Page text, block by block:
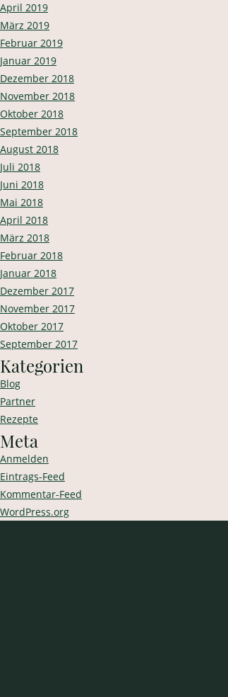
April 2019
März 2019
Februar 2019
Januar 2019
Dezember 2018
November 2018
Oktober 2018
September 2018
August 2018
Juli 2018
Juni 2018
Mai 2018
April 2018
März 2018
Februar 2018
Januar 2018
Dezember 2017
November 2017
Oktober 2017
September 2017
Kategorien
Blog
Partner
Rezepte
Meta
Anmelden
Eintrags-Feed
Kommentar-Feed
WordPress.org